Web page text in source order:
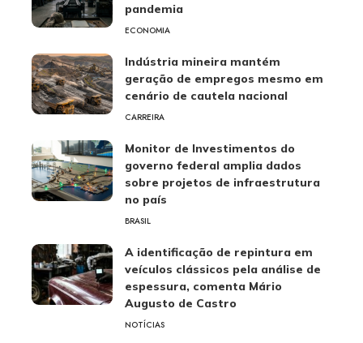
pandemia
ECONOMIA
Indústria mineira mantém
geração de empregos mesmo em
cenário de cautela nacional
CARREIRA
Monitor de Investimentos do
governo federal amplia dados
sobre projetos de infraestrutura
no país
BRASIL
A identificação de repintura em
veículos clássicos pela análise de
espessura, comenta Mário
Augusto de Castro
NOTÍCIAS